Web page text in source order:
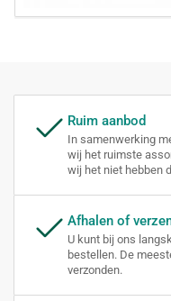
Ruim aanbod
In samenwerking
wij het ruimste
wij het niet hebben
Afhalen of
U kunt bij ons
bestellen. De
verzonden.